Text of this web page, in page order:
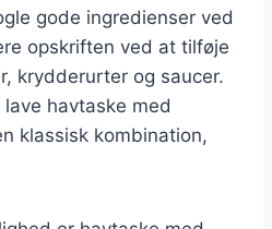
gode ingredienser ved
opskriften ved at tilføje
krydderurter og saucer.
havtaske med
klassisk kombination,